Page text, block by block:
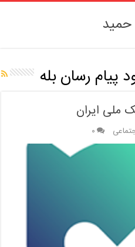
حمید
پیام رسان بله
ملی ایران
۰